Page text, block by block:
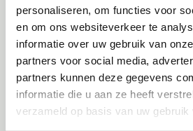
personaliseren, om functies voor
en om ons websiteverkeer te
informatie over uw gebruik van
partners voor social media,
partners kunnen deze gegevens
informatie die u aan ze heeft
verzameld op basis van uw gebruik
Voorwaardenbekijken op deze
Juist en volledig
We doen ons uiterste best opdat de
website steeds zo correct en
betekent dat we op geregelde
van de website wijzigen en
Verzekeringen is echter niet